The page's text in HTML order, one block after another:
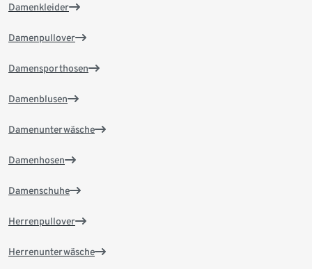
Damenkleider
Damenpullover
Damensporthosen
Damenblusen
Damenunterwäsche
Damenhosen
Damenschuhe
Herrenpullover
Herrenunterwäsche